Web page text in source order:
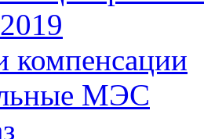
компенсации
МЭС